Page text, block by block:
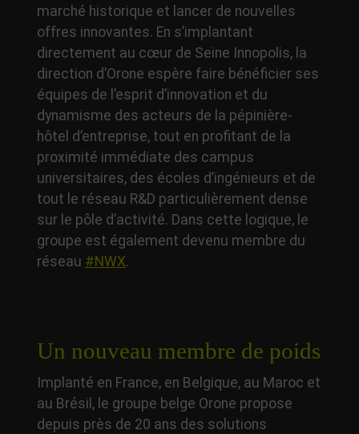
marché historique et lancer de nouvelles
offres innovantes. En s’implantant
directement au cœur de Seine Innopolis, la
direction d’Orone espère faire bénéficier ses
équipes de l’esprit d’innovation et du
dynamisme des acteurs de la pépinière-
hôtel d’entreprise, tout en profitant de la
proximité immédiate des campus
universitaires, des écoles d’ingénieurs et de
tout le réseau R&D particulièrement dense
sur le pôle d’activité. Dans cette logique, le
groupe est également devenu membre du
réseau #NWX.
Un nouveau membre de poids
Implanté en France, en Belgique, au Maroc et
au Brésil, le groupe belge Orone propose
depuis près de 20 ans des solutions